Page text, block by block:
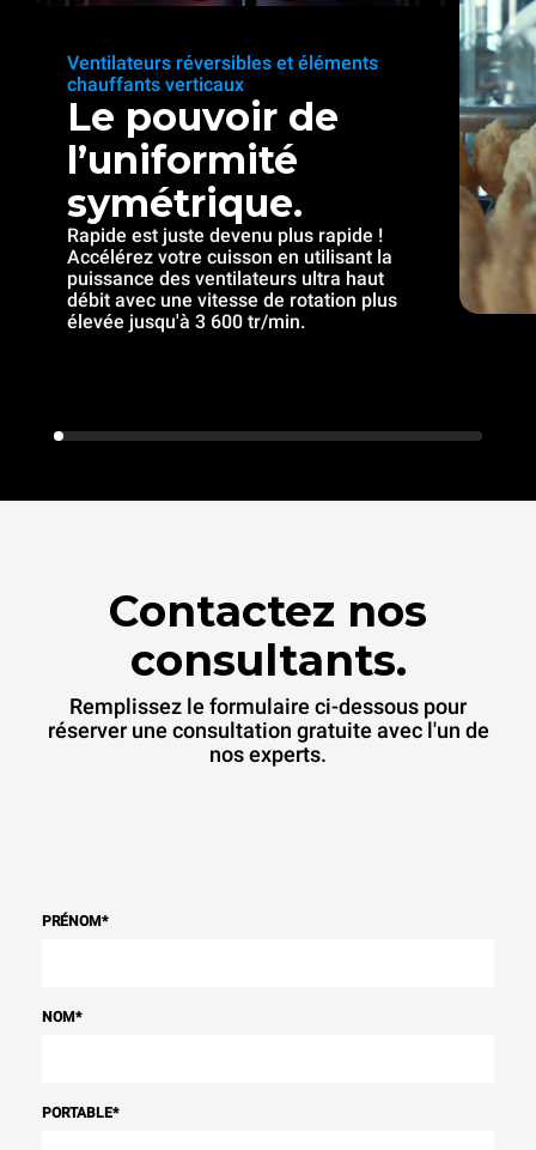
Ventilateurs réversibles et éléments
chauffants verticaux
Le pouvoir de
l’uniformité
symétrique.
Rapide est juste devenu plus rapide !
Accélérez votre cuisson en utilisant la
puissance des ventilateurs ultra haut
débit avec une vitesse de rotation plus
élevée jusqu'à 3 600 tr/min.
Contactez nos
consultants.
Remplissez le formulaire ci-dessous pour
réserver une consultation gratuite avec l'un de
nos experts.
PRÉNOM*
NOM*
PORTABLE*